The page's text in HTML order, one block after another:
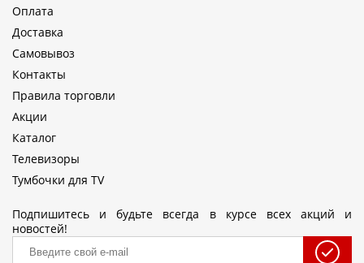
Оплата
Доставка
Самовывоз
Контакты
Правила торговли
Акции
Каталог
Телевизоры
Тумбочки для TV
Подпишитесь и будьте всегда в курсе всех акций и
новостей!